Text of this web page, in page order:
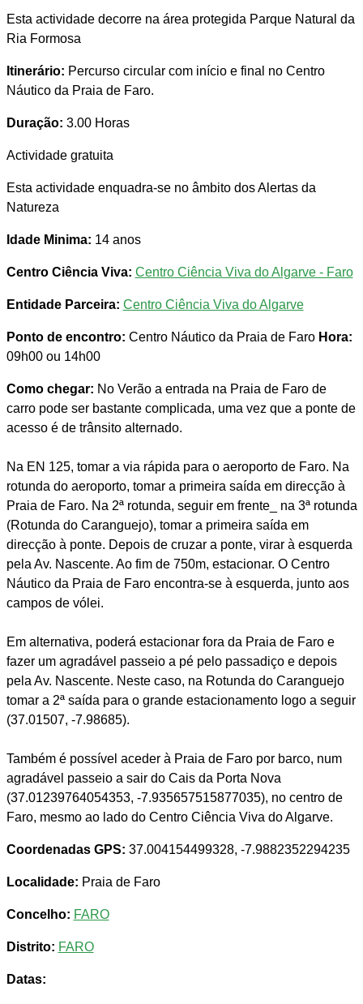
Esta actividade decorre na área protegida Parque Natural da
Ria Formosa
Itinerário: Percurso circular com início e final no Centro
Náutico da Praia de Faro.
Duração: 3.00 Horas
Actividade gratuita
Esta actividade enquadra-se no âmbito dos Alertas da
Natureza
Idade Minima: 14 anos
Centro Ciência Viva: Centro Ciência Viva do Algarve - Faro
Entidade Parceira: Centro Ciência Viva do Algarve
Ponto de encontro: Centro Náutico da Praia de Faro Hora:
09h00 ou 14h00
Como chegar: No Verão a entrada na Praia de Faro de
carro pode ser bastante complicada, uma vez que a ponte de
acesso é de trânsito alternado.
Na EN 125, tomar a via rápida para o aeroporto de Faro. Na
rotunda do aeroporto, tomar a primeira saída em direcção à
Praia de Faro. Na 2ª rotunda, seguir em frente_ na 3ª rotunda
(Rotunda do Caranguejo), tomar a primeira saída em
direcção à ponte. Depois de cruzar a ponte, virar à esquerda
pela Av. Nascente. Ao fim de 750m, estacionar. O Centro
Náutico da Praia de Faro encontra-se à esquerda, junto aos
campos de vólei.
Em alternativa, poderá estacionar fora da Praia de Faro e
fazer um agradável passeio a pé pelo passadiço e depois
pela Av. Nascente. Neste caso, na Rotunda do Caranguejo
tomar a 2ª saída para o grande estacionamento logo a seguir
(37.01507, -7.98685).
Também é possível aceder à Praia de Faro por barco, num
agradável passeio a sair do Cais da Porta Nova
(37.01239764054353, -7.935657515877035), no centro de
Faro, mesmo ao lado do Centro Ciência Viva do Algarve.
Coordenadas GPS: 37.004154499328, -7.9882352294235
Localidade: Praia de Faro
Concelho: FARO
Distrito: FARO
Datas: